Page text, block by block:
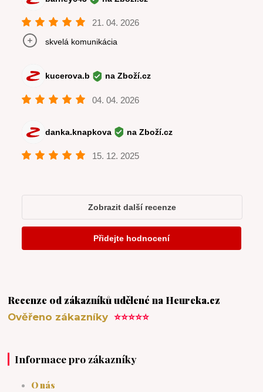
Recenze od zákazníků udělené na Heureka.cz
Ověřeno zákazníky⭐⭐⭐⭐⭐
Informace pro zákazníky
O nás